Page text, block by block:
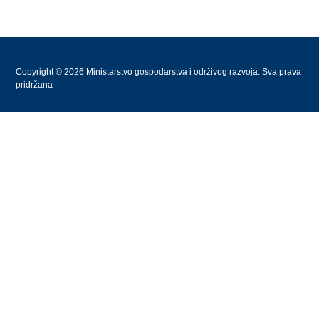
Copyright © 2026 Ministarstvo gospodarstva i održivog razvoja. Sva prava
pridržana